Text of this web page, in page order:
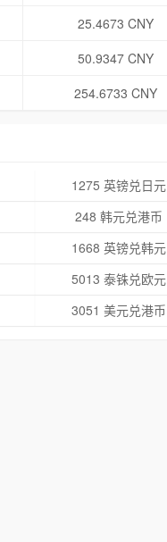
25.4673 CNY
50.9347 CNY
254.6733 CNY
1275 英镑兑日元
248 韩元兑港币
1668 英镑兑韩元
5013 泰铢兑欧元
3051 美元兑港币